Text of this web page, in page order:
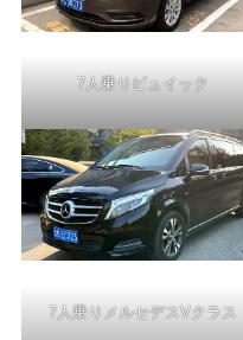
7人乗りビュイック
7人乗りメルセデスVクラス